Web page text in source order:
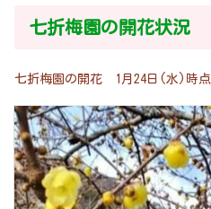
七折梅園の開花状況
七折梅園の開花 1月24日(水)時点